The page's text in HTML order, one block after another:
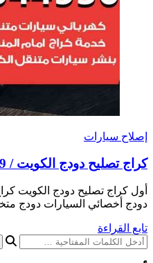
إصلاح سيارات
كراج تصليح دودج الكويت / 51232939‬ / متخصص سيارات دودج
أول كراج تصليح دودج الكويت
دودج أخصائي السيارات دودج
تابع القراءة
هل